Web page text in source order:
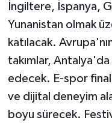
İngiltere, İspanya,
Yunanistan olmak
katılacak.
takımlar, Antalya'da
edecek. E-spor
ve dijital deneyim
boyu sürecek.